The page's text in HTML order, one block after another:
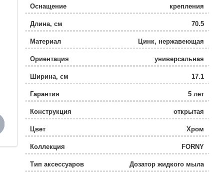
Оснащение крепления
Длина, см 70.5
Материал
Цинк, нержавеющая
сталь, керамика
Ориентация
универсальная
Ширина, см 17.1
Гарантия 5 лет
Конструкция открытая
Цвет Хром
Коллекция FORNY
Тип аксессуаров Дозатор жидкого мыла